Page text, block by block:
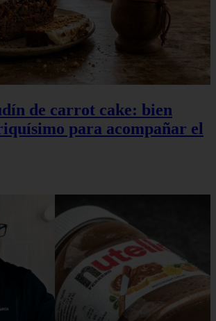
de carrot cake: bien
para acompañar el